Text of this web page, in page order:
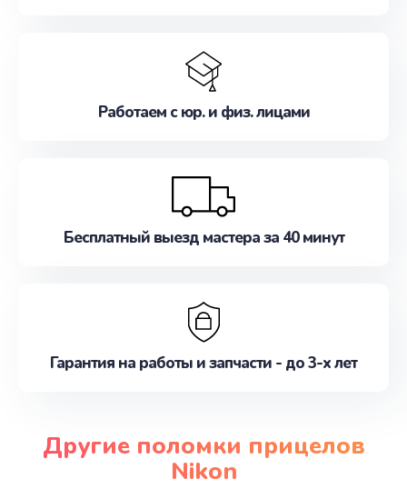
Работаем с юр. и физ. лицами
Бесплатный выезд мастера за 40 минут
Гарантия на работы и запчасти - до 3-х лет
Другие поломки прицелов
Nikon